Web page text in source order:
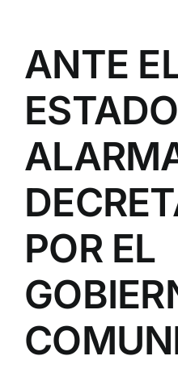
ANTE
POR EL